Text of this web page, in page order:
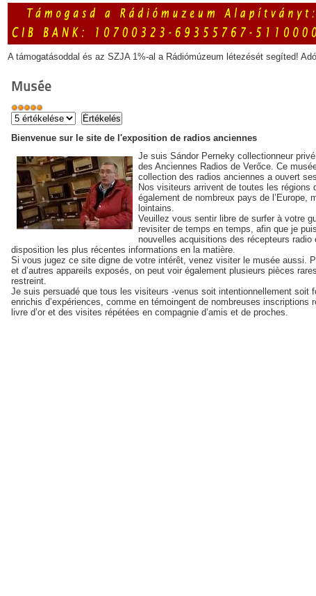
A támogatásoddal és az SZJA 1%-al a Rádiómúzeum létezését segíted!
Musée
Bienvenue sur le site de l'exposition de radios anciennes
Je suis Sándor Perneky collectionneur
des Anciennes Radios de Verőce. Ce
collection des radios anciennes a ouvert
Nos visiteurs arrivent de toutes les régions
également de nombreux pays de l’Europe,
lointains.
Veuillez vous sentir libre de surfer à votre
revisiter de temps en temps, afin que je
nouvelles acquisitions des récepteurs radio
disposition les plus récentes informations en la matière.
Si vous jugez ce site digne de votre intérêt, venez visiter le musée aussi.
et d’autres appareils exposés, on peut voir également plusieurs pièces
restreint.
Je suis persuadé que tous les visiteurs -venus soit intentionnellement soit
enrichis d’expériences, comme en témoingent de nombreuses inscriptions
livre d’or et des visites répétées en compagnie d’amis et de proches.